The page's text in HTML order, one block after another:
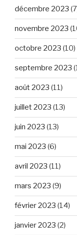
décembre 2023
novembre 2023
octobre 2023 (10)
septembre 2023
août 2023 (11)
juillet 2023 (13)
juin 2023 (13)
mai 2023 (6)
avril 2023 (11)
mars 2023 (9)
février 2023 (14)
janvier 2023 (2)